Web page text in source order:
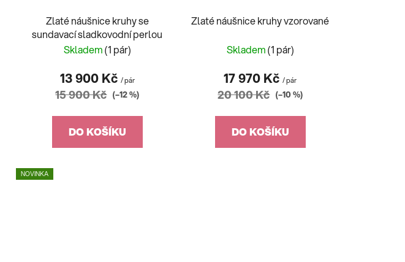
Zlaté náušnice kruhy se
sundavací sladkovodní perlou
Skladem(1 pár)
13 900 Kč / pár
15 900 Kč (–12 %)
DO KOŠÍKU
Zlaté náušnice kruhy vzorované
Skladem(1 pár)
17 970 Kč/ pár
20 100 Kč (–10 %)
DO KOŠÍKU
NOVINKA